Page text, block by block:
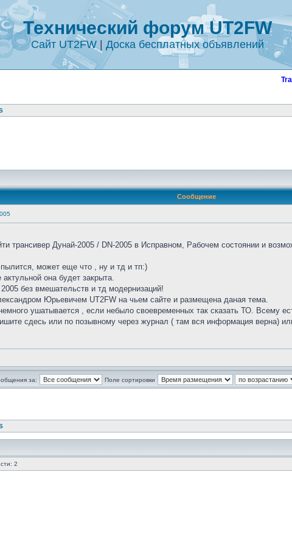
Технический форум UT2FW
Сайт UT2FW| Доска бесплатных объявлений
Сообщение
трансивер Дунай-2005 / DN-2005 в Исправном, Рабочем состоянии и
может еще что , ну и тд и тп:)
она будет закрыта.
без вмешательств и тд модернизаций!
Юрьевичем UT2FW на чьем сайте и размещена даная тема.
ушатывается , если небыло своевременных так сказать ТО. Всему
сдесь или по позывному через журнал ( там вся информация верна)
за: Поле сортировки
2